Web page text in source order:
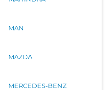
MAN
MAZDA
MERCEDES-BENZ